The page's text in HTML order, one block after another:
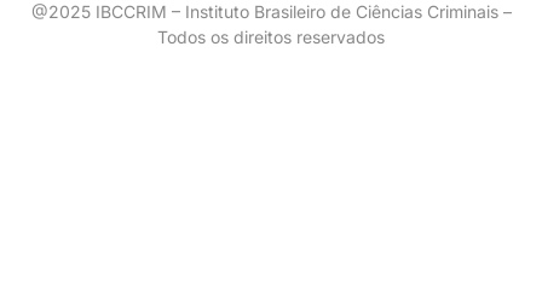
@2025 IBCCRIM – Instituto Brasileiro de Ciências Criminais –
Todos os direitos reservados